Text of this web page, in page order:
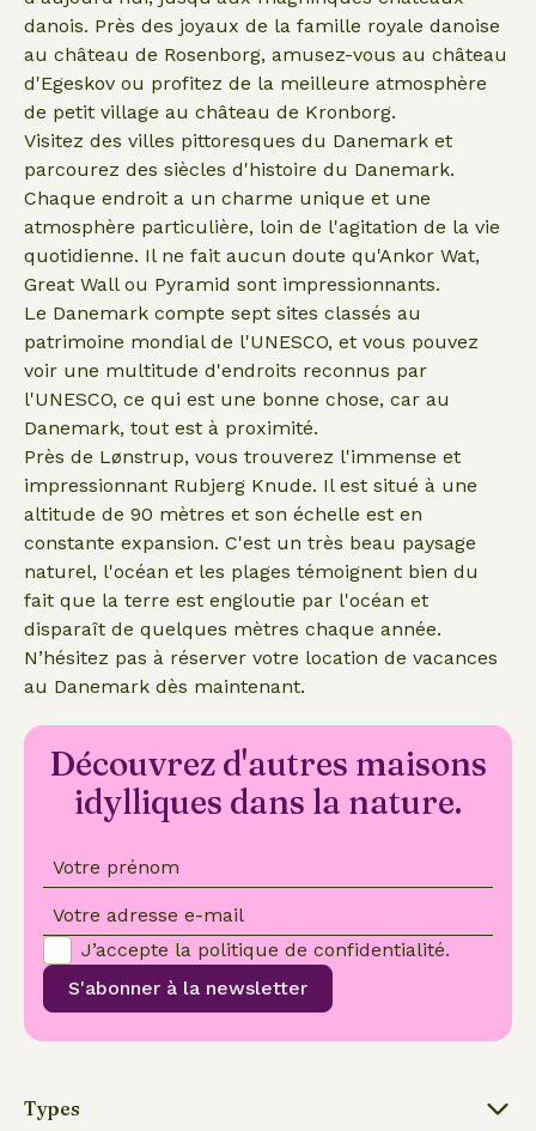
danois. Près des joyaux de la famille royale danoise
au château de Rosenborg, amusez-vous au château
d'Egeskov ou profitez de la meilleure atmosphère
de petit village au château de Kronborg.
Visitez des villes pittoresques du Danemark et
parcourez des siècles d'histoire du Danemark.
Chaque endroit a un charme unique et une
atmosphère particulière, loin de l'agitation de la vie
quotidienne. Il ne fait aucun doute qu'Ankor Wat,
Great Wall ou Pyramid sont impressionnants.
Le Danemark compte sept sites classés au
patrimoine mondial de l'UNESCO, et vous pouvez
voir une multitude d'endroits reconnus par
l'UNESCO, ce qui est une bonne chose, car au
Danemark, tout est à proximité.
Près de Lønstrup, vous trouverez l'immense et
impressionnant Rubjerg Knude. Il est situé à une
altitude de 90 mètres et son échelle est en
constante expansion. C'est un très beau paysage
naturel, l'océan et les plages témoignent bien du
fait que la terre est engloutie par l'océan et
disparaît de quelques mètres chaque année.
N’hésitez pas à réserver votre location de vacances
au Danemark dès maintenant.
Découvrez d'autres maisons
idylliques dans la nature.
Votre prénom
Votre adresse e-mail
S'abonner à la newsletter
J’accepte la politique de confidentialité.
Types